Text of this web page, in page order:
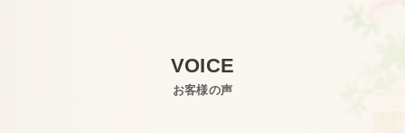
VOICE
お客様の声